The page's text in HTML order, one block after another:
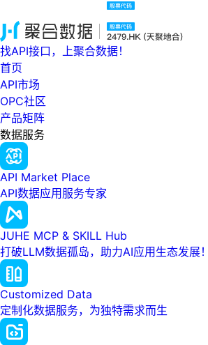
找API接口，上聚合数据！
首页
API市场
OPC社区
产品矩阵
数据服务
API Market Place
API数据应用服务专家
JUHE MCP & SKILL Hub
打破LLM数据孤岛，助力AI应用生态发展！
Customized Data
定制化数据服务，为独特需求而生